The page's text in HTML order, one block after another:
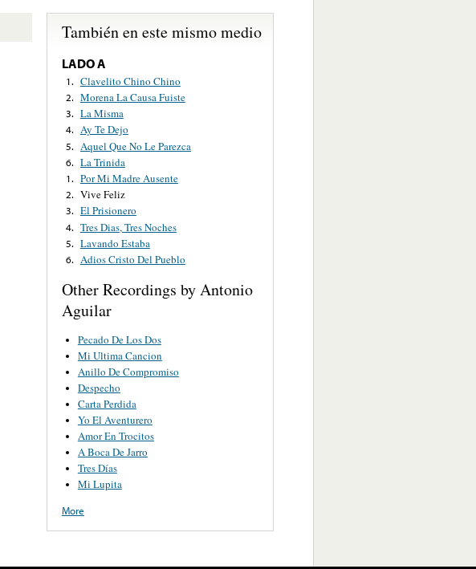
También en este mismo medio
LADO A
1. Clavelito Chino Chino
2. Morena La Causa Fuiste
3. La Misma
4. Ay Te Dejo
5. Aquel Que No Le Parezca
6. La Trinida
1. Por Mi Madre Ausente
2. Vive Feliz
3. El Prisionero
4. Tres Dias, Tres Noches
5. Lavando Estaba
6. Adios Cristo Del Pueblo
Other Recordings by Antonio
Aguilar
Pecado De Los Dos
Mi Ultima Cancion
Anillo De Compromiso
Despecho
Carta Perdida
Yo El Aventurero
Amor En Trocitos
A Boca De Jarro
Tres Días
Mi Lupita
More